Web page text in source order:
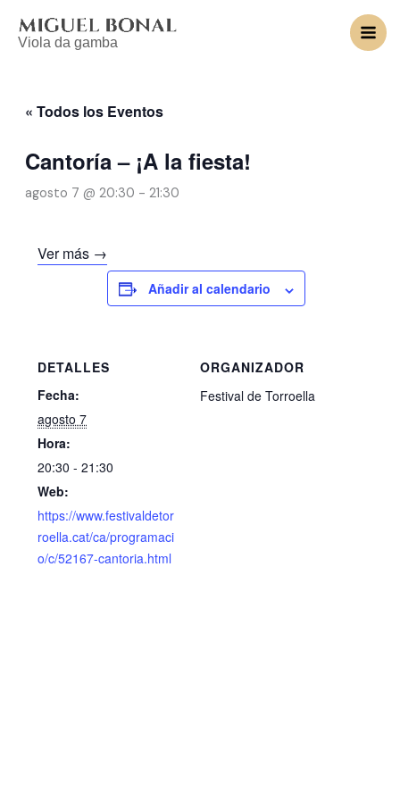
contenido
Viola da gamba
« Todos los Eventos
Cantoría – ¡A la fiesta!
agosto 7 @ 20:30 - 21:30
Ver más →
Añadir al calendario
DETALLES
Fecha:
agosto 7
Hora:
20:30 - 21:30
Web:
https://www.festivaldetor
roella.cat/ca/programaci
o/c/52167-cantoria.html
ORGANIZADOR
Festival de Torroella